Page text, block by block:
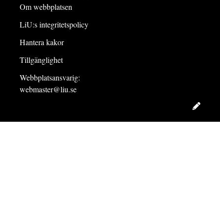
Om webbplatsen
LiU:s integritetspolicy
Hantera kakor
Tillgänglighet
Webbplatsansvarig:
webmaster@liu.se